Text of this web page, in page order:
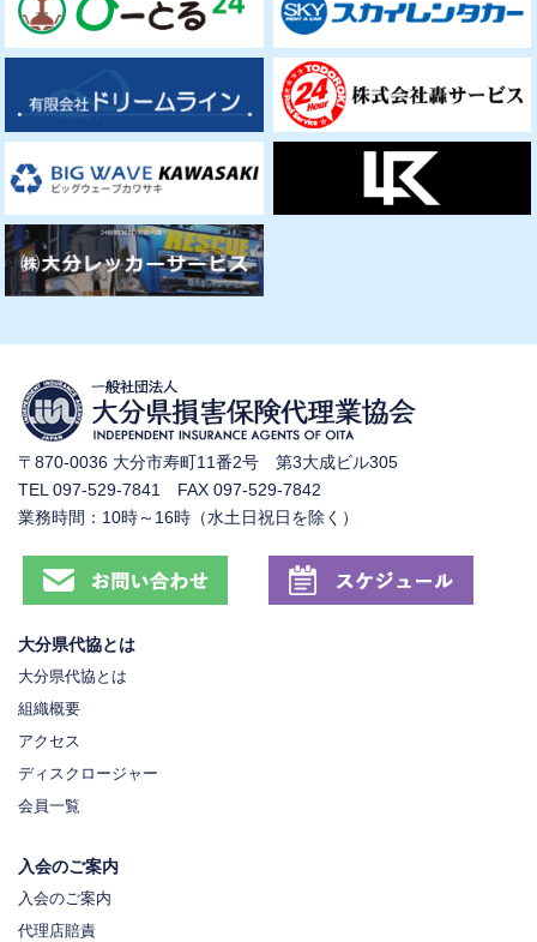
〒870-0036 大分市寿町11番2号 第3大成ビル305
TEL 097-529-7841 FAX 097-529-7842
業務時間：10時～16時（水土日祝日を除く）
大分県代協とは
大分県代協とは
組織概要
アクセス
ディスクロージャー
会員一覧
入会のご案内
入会のご案内
代理店賠責